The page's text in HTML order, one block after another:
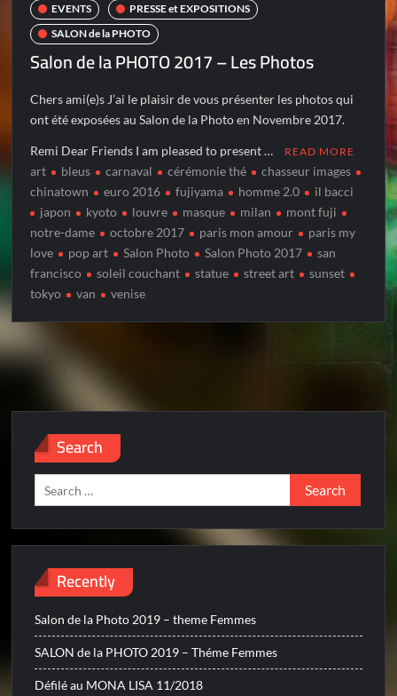
EVENTS
PRESSE et EXPOSITIONS
SALON de la PHOTO
Salon de la PHOTO 2017 – Les Photos
Chers ami(e)s J’ai le plaisir de vous présenter les photos qui
ont été exposées au Salon de la Photo en Novembre 2017.
Remi Dear Friends I am pleased to present … READ MORE
art bleus carnaval cérémonie thé
chasseur images
chinatown
euro 2016 fujiyama homme 2.0
il bacci
japon
kyoto louvre masque milan
mont fuji
notre-dame
octobre 2017 paris mon amour
paris my
love
pop art Salon Photo Salon Photo 2017
san
francisco
soleil couchant statue street art
sunset
tokyo
van venise
Search
Search
for:
Recently
Salon de la Photo 2019 – theme Femmes
SALON de la PHOTO 2019 – Théme Femmes
Défilé au MONA LISA 11/2018